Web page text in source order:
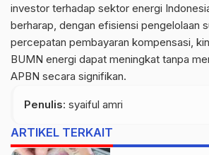
investor terhadap sektor energi
berharap, dengan efisiensi pengelolaan
percepatan pembayaran kompensasi,
BUMN energi dapat meningkat tanpa
APBN secara signifikan.
Penulis: syaiful amri
ARTIKEL TERKAIT